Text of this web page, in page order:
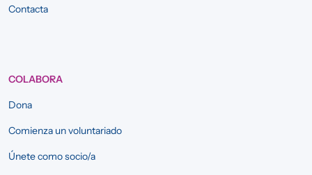
Contacta
COLABORA
Dona
Comienza un voluntariado
Únete como socio/a